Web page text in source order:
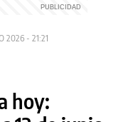
2026 - 21:21
hoy: